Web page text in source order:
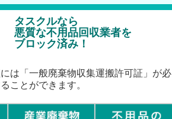
タスクルなら
悪質な不用品回収業者を
ブロック済み！
は「一般廃棄物収集運搬許可証」が必
ことができます。